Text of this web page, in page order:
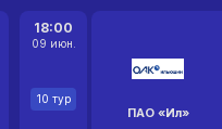
18:00
09 июн.
10 тур
ПАО «Ил»